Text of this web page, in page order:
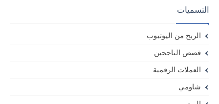
التسميات
الربح من اليوتيوب
قصص الناجحين
العملات الرقمية
شاومي